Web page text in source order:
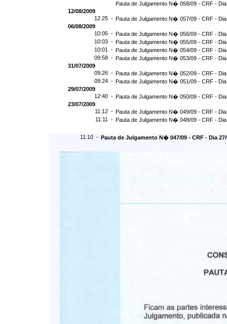
Pauta de Julgamento N� 058/09 - CRF -
12/08/2009
12:25 - Pauta de Julgamento N� 057/09 - CRF -
06/08/2009
10:05 - Pauta de Julgamento N� 056/09 - CRF -
10:03 - Pauta de Julgamento N� 055/09 - CRF -
10:01 - Pauta de Julgamento N� 054/09 - CRF -
09:58 - Pauta de Julgamento N� 053/09 - CRF - Dia
31/07/2009
09:26 - Pauta de Julgamento N� 052/09 - CRF -
09:24 - Pauta de Julgamento N� 051/09 - CRF -
29/07/2009
12:40 - Pauta de Julgamento N� 050/09 - CRF -
23/07/2009
11:12 - Pauta de Julgamento N� 049/09 - CRF -
11:11 - Pauta de Julgamento N� 048/09 - CRF -
11:10 - Pauta de Julgamento N� 047/09 - CRF - Dia 27/